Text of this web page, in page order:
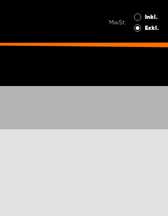
MwSt.
Inkl.
Exkl.